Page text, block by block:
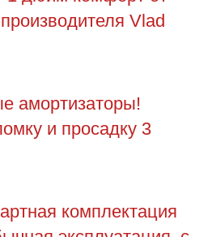
Vlad
амортизаторы!
и просадку 3
комплектация